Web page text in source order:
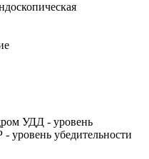
УДД - уровень
- уровень убедительности